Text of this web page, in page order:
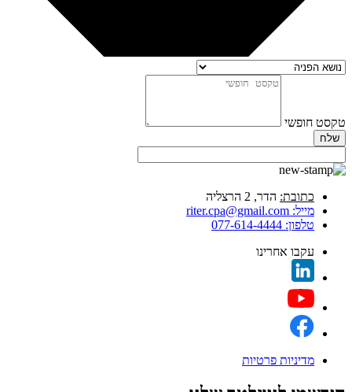
טקסט חופשי
שלח
כתובת: הדר, 2 הרצליה
מייל:
טלפון:
עקבו אחרינו
מדיניות פרטיות